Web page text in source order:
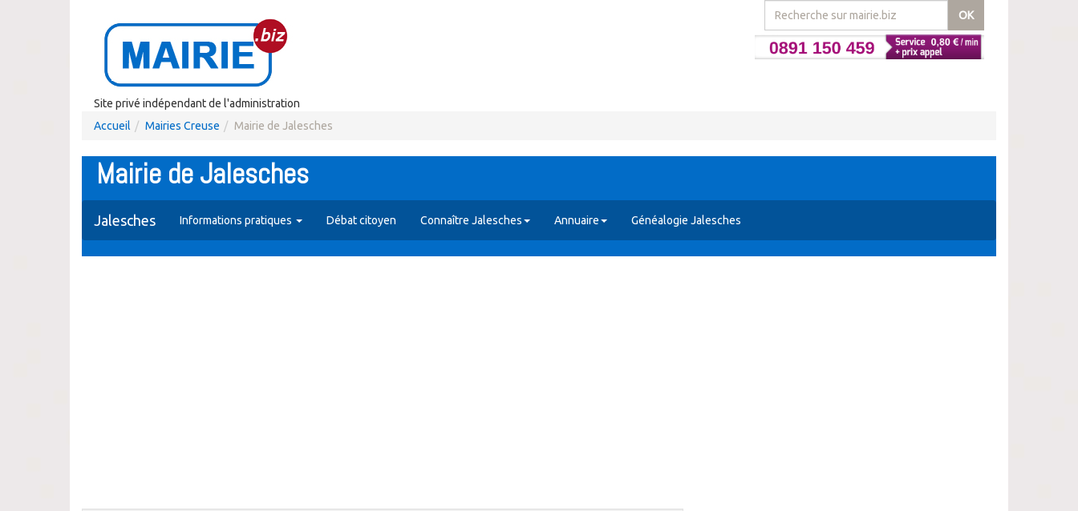
OK
Site privé indépendant de l'administration
Accueil
Mairies Creuse Mairie de Jalesches
Mairie de Jalesches
Jalesches Informations pratiques Débat citoyen Connaître Jalesches Annuaire Généalogie Jalesches